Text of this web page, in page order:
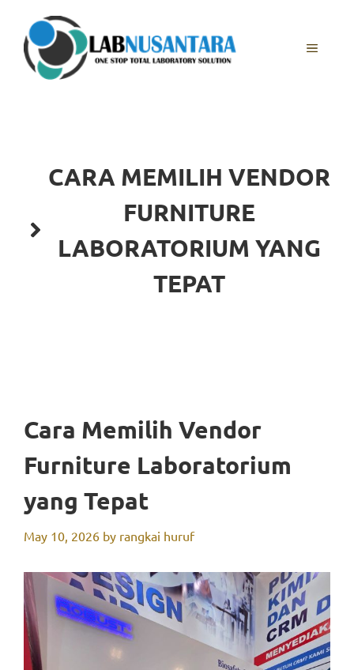
content
MENU
CARA MEMILIH VENDOR
FURNITURE
LABORATORIUM YANG
TEPAT
Cara Memilih Vendor
Furniture Laboratorium
yang Tepat
May 10, 2026 by rangkai huruf